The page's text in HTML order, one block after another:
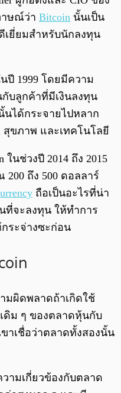
าษณ์ว่า Bitcoin นั้นเป็น
เยี่ยมสำหรับนักลงทุน
นปี 1999 โดยมีความ
กับลูกค้าที่มีเงินลงทุน
นได้กระจายไปหลาก
สุขภาพ และเทคโนโลยี
นช่วงปี 2014 ถึง 2015
ถึง 500 ดอลลาร์
ถือเป็นอะไรที่น่า
ที่จะลงทุน ให้ทำการ
ระจ่างซะก่อน
มผิดพลาดถ้าเกิดใช้
ดิม ๆ ของตลาดหุ้นกับ
าเชื่อว่าตลาดทั้งสองนั้น
ามเกี่ยวข้องกับตลาด